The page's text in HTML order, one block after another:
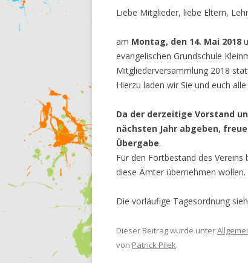
Liebe Mitglieder, liebe Eltern,
am Montag, den 14. Mai 2018
evangelischen Grundschule
Mitgliederversammlung 2018
Hierzu laden wir Sie und euch
Da der derzeitige Vorstand
nächsten Jahr abgeben,
Übergabe.
Für den Fortbestand des
diese Ämter übernehmen wollen.
Die vorläufige Tagesordnung
Dieser Beitrag wurde unter
von Patrick Pilek.